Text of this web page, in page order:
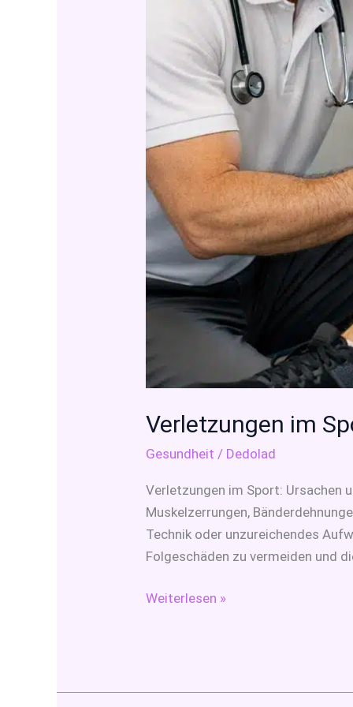
Verletzungen im
Gesundheit / Dedolad
Verletzungen im Sport: Ursachen
Muskelzerrungen,
Technik oder unzureichendes
Folgeschäden zu vermeiden und
Weiterlesen »